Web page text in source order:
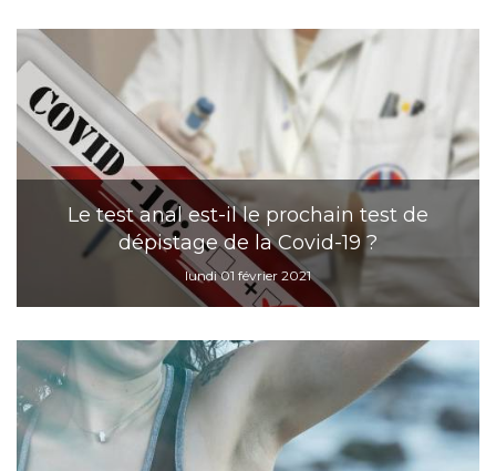
Le test anal est-il le prochain test de
dépistage de la Covid-19 ?
lundi 01 février 2021